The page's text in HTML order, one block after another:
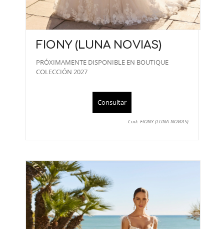
FIONY (LUNA NOVIAS)
PRÓXIMAMENTE DISPONIBLE EN BOUTIQUE
COLECCIÓN 2027
Consultar
Cod: FIONY (LUNA NOVIAS)